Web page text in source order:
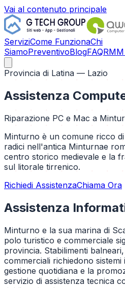
Vai al contenuto principale
ServiziCome FunzionaChi
SiamoPreventivoBlogFAQ
Provincia di Latina — Lazio
Assistenza
Riparazione PC e Mac a
Minturno è un comune ricco
radici nell'antica Minturnae
centro storico medievale e la
sul litorale tirrenico.
Richiedi AssistenzaChiama Ora
Assistenza
Minturno e la sua marina di
polo turistico e commerciale
provincia. Stabilimenti
commerciali richiedono
gestione quotidiana e la
servizio di assistenza tecnica